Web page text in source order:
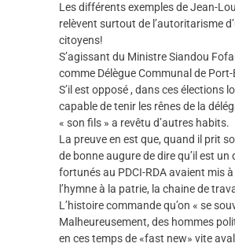
Les différents exemples de Jean-
relèvent surtout de l’autoritarisme
citoyens!
S’agissant du Ministre Siandou
comme Délègue Communal de
S’il est opposé , dans ces élections
capable de tenir les rênes de la
« son fils » a revêtu d’autres habits.
La preuve en est que, quand il prit
de bonne augure de dire qu’il est
fortunés au PDCI-RDA avaient mis
l’hymne à la patrie, la chaine de
L’histoire commande qu’on « se
Malheureusement, des hommes
en ces temps de «fast new» vite